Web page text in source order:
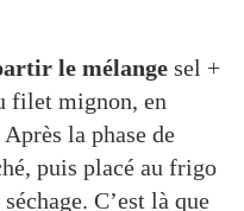
le mélange sel +
filet mignon, en
la phase de
puis placé au frigo
C’est là que